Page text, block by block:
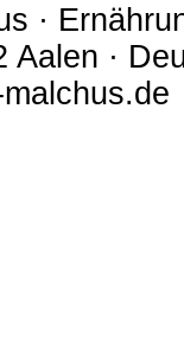
·
Aalen ·